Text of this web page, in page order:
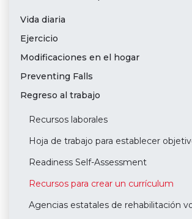
Vida diaria
Ejercicio
Modificaciones en el hogar
Preventing Falls
Regreso al trabajo
Recursos laborales
Hoja de trabajo para establecer
Readiness Self-Assessment
Recursos para crear un currículum
Agencias estatales de rehabilitación